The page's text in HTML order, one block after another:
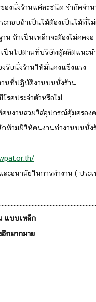
งนั่งร้านแต่ละชนิด จำกัดจำ
กอบถ้าเป็นไม้ต้องเป็นไม้ที่
น ถ้าเป็นเหล็กจะต้องไม่คดง
เป็นไปตามที่บริษัทผู้ผลิตแนะ
รับนั่งร้านให้มั่นคงแข็งแรง
นที่ปฏิบัติงานบนนั่งร้าน
รคประจำตัวหรือไม่
นงานสวมใส่อุปกรณ์คุ้มครอง
ามมิให้คนงานทำงานบนนั่ง
ะอนามัยในการทำงาน ( ปร
แบบเหล็ก
กมากมาย